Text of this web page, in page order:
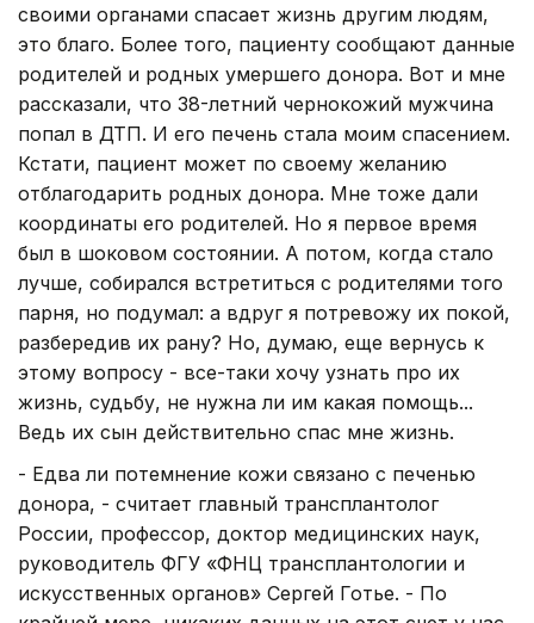
своими органами спасает жизнь другим людям,
это благо. Более того, пациенту сообщают данные
родителей и родных умершего донора. Вот и мне
рассказали, что 38-летний чернокожий мужчина
попал в ДТП. И его печень стала моим спасением.
Кстати, пациент может по своему желанию
отблагодарить родных донора. Мне тоже дали
координаты его родителей. Но я первое время
был в шоковом состоянии. А потом, когда стало
лучше, собирался встретиться с родителями того
парня, но подумал: а вдруг я потревожу их покой,
разбередив их рану? Но, думаю, еще вернусь к
этому вопросу - все-таки хочу узнать про их
жизнь, судьбу, не нужна ли им какая помощь...
Ведь их сын действительно спас мне жизнь.
- Едва ли потемнение кожи связано с печенью
донора, - считает главный трансплантолог
России, профессор, доктор медицинских наук,
руководитель ФГУ «ФНЦ трансплантологии и
искусственных органов» Сергей Готье. - По